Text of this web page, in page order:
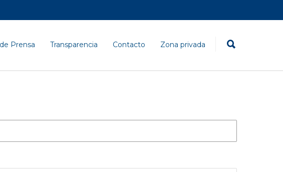
Prensa Transparencia Contacto Zona privada